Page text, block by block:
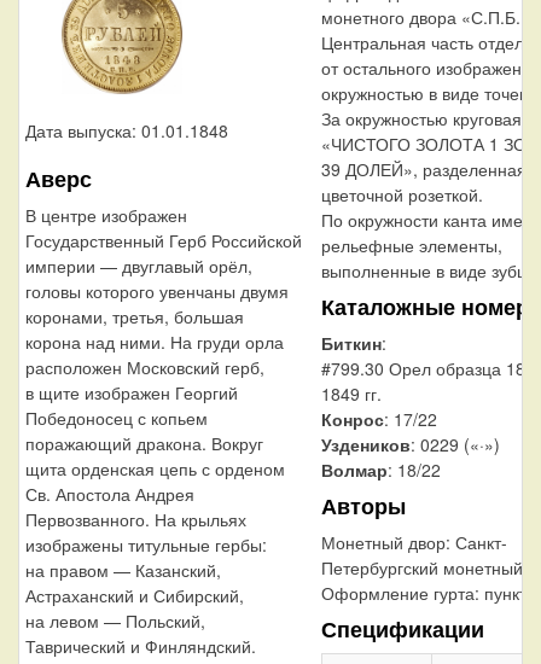
Дата выпуска: 01.01.1848
Аверс
В центре изображен
Государственный Герб Российской
империи — двуглавый орёл,
головы которого увенчаны двумя
коронами, третья, большая
корона над ними. На груди орла
расположен Московский герб,
в щите изображен Георгий
Победоносец с копьем
поражающий дракона. Вокруг
щита орденская цепь с орденом
Св. Апостола Андрея
Первозванного. На крыльях
изображены титульные гербы:
на правом — Казанский,
Астраханский и Сибирский,
на левом — Польский,
Таврический и Финляндский.
монетного двора «С.П.Б.».
Центральная часть
от остального
окружностью в виде точек.
За окружностью круговая
«ЧИСТОГО ЗОЛОТА 1
39 ДОЛЕЙ», разделенная
цветочной розеткой.
По окружности канта
рельефные элементы,
выполненные в виде
Каталожные номера
Биткин:
#799.30 Орел образца
1849 гг.
Конрос: 17/22
Уздеников: 0229 («·»)
Волмар: 18/22
Авторы
Монетный двор: Санкт-
Петербургский монетный
Оформление гурта:
Спецификации